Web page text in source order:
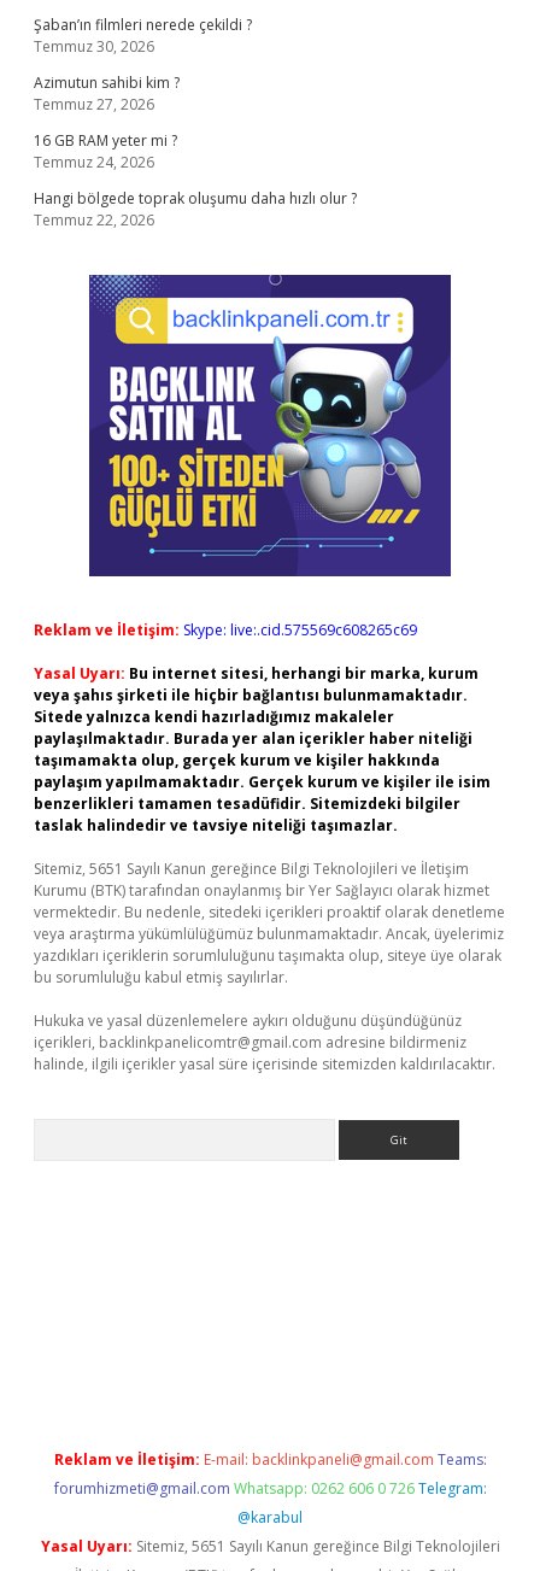
Şaban’ın filmleri nerede çekildi ?
Temmuz 30, 2026
Azimutun sahibi kim ?
Temmuz 27, 2026
16 GB RAM yeter mi ?
Temmuz 24, 2026
Hangi bölgede toprak oluşumu daha hızlı olur ?
Temmuz 22, 2026
Reklam ve İletişim: Skype: live:.cid.575569c608265c69
Yasal Uyarı: Bu internet sitesi, herhangi bir marka, kurum
veya şahıs şirketi ile hiçbir bağlantısı bulunmamaktadır.
Sitede yalnızca kendi hazırladığımız makaleler
paylaşılmaktadır. Burada yer alan içerikler haber niteliği
taşımamakta olup, gerçek kurum ve kişiler hakkında
paylaşım yapılmamaktadır. Gerçek kurum ve kişiler ile isim
benzerlikleri tamamen tesadüfidir. Sitemizdeki bilgiler
taslak halindedir ve tavsiye niteliği taşımazlar.
Sitemiz, 5651 Sayılı Kanun gereğince Bilgi Teknolojileri ve İletişim
Kurumu (BTK) tarafından onaylanmış bir Yer Sağlayıcı olarak hizmet
vermektedir. Bu nedenle, sitedeki içerikleri proaktif olarak denetleme
veya araştırma yükümlülüğümüz bulunmamaktadır. Ancak, üyelerimiz
yazdıkları içeriklerin sorumluluğunu taşımakta olup, siteye üye olarak
bu sorumluluğu kabul etmiş sayılırlar.
Hukuka ve yasal düzenlemelere aykırı olduğunu düşündüğünüz
içerikleri, backlinkpanelicomtr@gmail.com adresine bildirmeniz
halinde, ilgili içerikler yasal süre içerisinde sitemizden kaldırılacaktır.
Reklam ve İletişim: E-mail: backlinkpaneli@gmail.com Teams:
forumhizmeti@gmail.com Whatsapp: 0262 606 0 726 Telegram:
@karabul
Yasal Uyarı: Sitemiz, 5651 Sayılı Kanun gereğince Bilgi Teknolojileri